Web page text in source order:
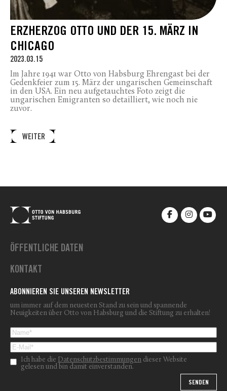
ERZHERZOG OTTO UND DER 15. MÄRZ IN
CHICAGO
2023.03.15
Im Jahre 1941 war Otto von Habsburg Ehrengast bei der
Gedenkfeier zum 15. März der ungarischen Gemeinschaft
in den USA. Ein neu aufgetauchtes Foto zeigt die
ungarischen Emigranten so detailliert, wie noch nie
zuvor.
WEITER
ÖFFENTLICHE DATEN
KONTAKT
ABONNIEREN SIE UNSEREN NEWSLETTER
um immer auf dem neuesten Stand zu sein und spannende
Neuigkeiten über Otto von Habsburg und die Stiftung zu erhalten!
Ich habe die Datenschutzbestimmungen dieser Website
gelesen und bin damit einverstanden.